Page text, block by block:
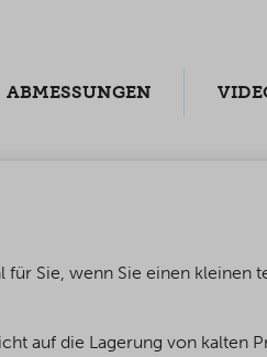
ABMESSUNGEN
Sie, wenn Sie einen
auf die Lagerung von kalten